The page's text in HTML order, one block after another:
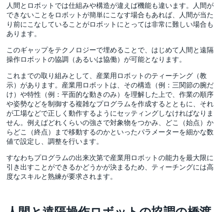
人間とロボットでは仕組みや構造が違えば機能も違います。人間が
できないことをロボットが簡単にこなす場合もあれば、人間が当た
り前にこなしていることがロボットにとっては非常に難しい場合も
あります。
このギャップをテクノロジーで埋めることで、はじめて人間と遠隔
操作ロボットの協調（あるいは協働）が可能となります。
これまでの取り組みとして、産業用ロボットのティーチング（教
示）があります。産業用ロボットは、その構造（例：三関節の腕だ
け）や特性（例：平面的な動きのみ）を理解した上で、作業の順序
や姿勢などを制御する複雑なプログラムを作成するとともに、それ
が工場などで正しく動作するようにセッティングしなければなりま
せん。例えばどれくらいの強さで対象物をつかみ、どこ（始点）か
らどこ（終点）まで移動するのかといったパラメーターを細かな数
値で設定し、調整を行います。
すなわちプログラムの出来次第で産業用ロボットの能力を最大限に
引き出すことができるかどうかが決まるため、ティーチングには高
度なスキルと熟練が要求されます。